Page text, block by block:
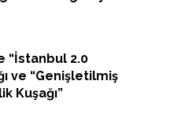
“İstanbul 2.0
ve “Genişletilmiş
Kuşağı”